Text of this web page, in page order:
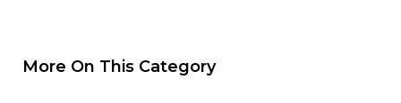
More On This Category